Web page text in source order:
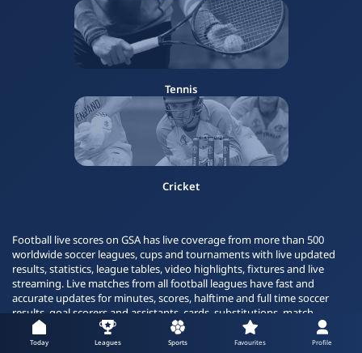
Tennis
Cricket
Football live scores on GSA has live coverage from more than 500
worldwide soccer leagues, cups and tournaments with live updated
results, statistics, league tables, video highlights, fixtures and live
streaming. Live matches from all football leagues have fast and
accurate updates for minutes, scores, halftime and full time soccer
results, goal scorers and assistants, cards, substitutions, match
statistics and live stream. Video highlights are available for most
popular football leagues: Spain La Liga BBVA league and Copa del Rey ,
Today Leagues Sports Favourites Profile